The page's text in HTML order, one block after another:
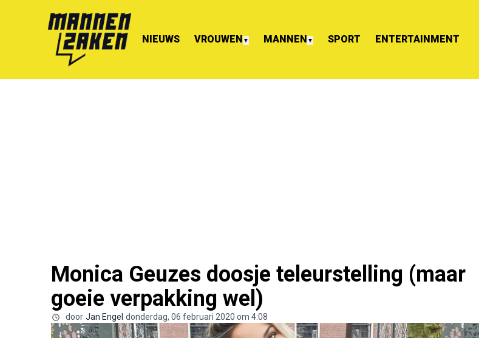
NIEUWS VROUWEN ▼ MANNEN ▼ SPORT ENTERTAINMENT
Monica Geuzes doosje teleurstelling (maar
goeie verpakking wel)
door Jan Engel donderdag, 06 februari 2020 om 4:08